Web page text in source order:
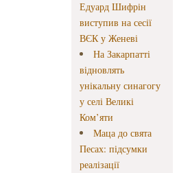
Едуард Шифрін
виступив на сесії
ВЄК у Женеві
На Закарпатті
відновлять
унікальну синагогу
у селі Великі
Ком’яти
Маца до свята
Песах: підсумки
реалізації